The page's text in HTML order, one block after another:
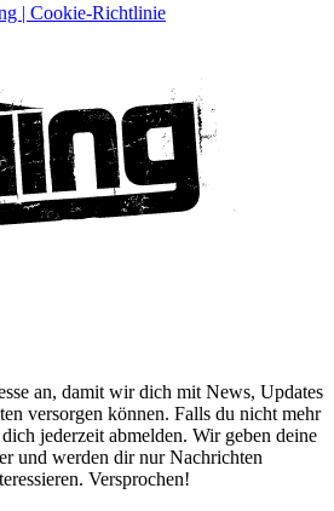
| Cookie-Richtlinie
an, damit wir dich mit News, Updates
versorgen können. Falls du nicht mehr
jederzeit abmelden. Wir geben deine
und werden dir nur Nachrichten
Versprochen!